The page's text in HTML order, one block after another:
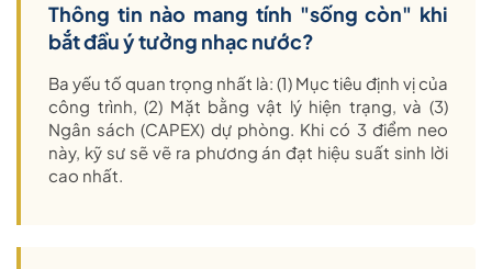
Thông tin nào mang tính "sống còn" khi
bắt đầu ý tưởng nhạc nước?
Ba yếu tố quan trọng nhất là: (1) Mục tiêu định vị của
công trình, (2) Mặt bằng vật lý hiện trạng, và (3)
Ngân sách (CAPEX) dự phòng. Khi có 3 điểm neo
này, kỹ sư sẽ vẽ ra phương án đạt hiệu suất sinh lời
cao nhất.